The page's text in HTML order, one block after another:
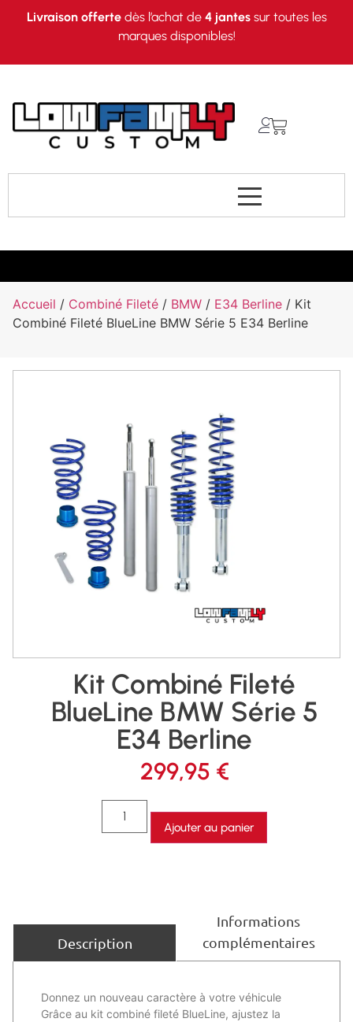
Livraison offertedès l’achat de 4 jantessur toutes les
marques disponibles!
Accueil / Combiné Fileté / BMW / E34 Berline / Kit
Combiné Fileté BlueLine BMW Série 5 E34 Berline
Kit Combiné Fileté
BlueLine BMW Série 5
E34 Berline
299,95 €
Ajouter au panier
Description
Informations
complémentaires
Donnez un nouveau caractère à votre véhicule
Grâce au kit combiné fileté BlueLine, ajustez la